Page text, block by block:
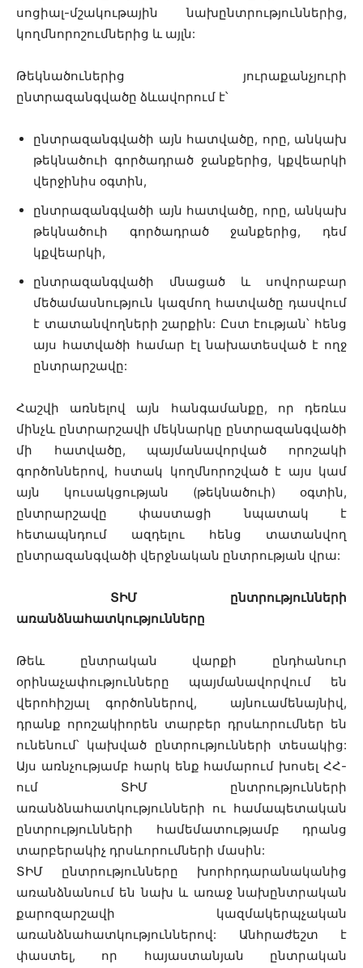
սոցիալ-մշակութային նախընտրություններից,
կողմնորոշումներից և այլն:
Թեկնածուներից յուրաքանչյուրի
ընտրազանգվածը ձևավորում է՝
ընտրազանգվածի այն հատվածը, որը, անկախ
թեկնածուի գործադրած ջանքերից, կքվեարկի
վերջինիս օգտին,
ընտրազանգվածի այն հատվածը, որը, անկախ
թեկնածուի գործադրած ջանքերից, դեմ
կքվեարկի,
ընտրազանգվածի մնացած և սովորաբար
մեծամասնություն կազմող հատվածը դասվում
է տատանվողների շարքին: Ըստ էության՝ հենց
այս հատվածի համար էլ նախատեսված է ողջ
ընտրարշավը:
Հաշվի առնելով այն հանգամանքը, որ դեռևս
մինչև ընտրարշավի մեկնարկը ընտրազանգվածի
մի հատվածը, պայմանավորված որոշակի
գործոններով, հստակ կողմնորոշված է այս կամ
այն կուսակցության (թեկնածուի) օգտին,
ընտրարշավը փաստացի նպատակ է
հետապնդում ազդելու հենց տատանվող
ընտրազանգվածի վերջնական ընտրության վրա:
ՏԻՄ ընտրությունների
առանձնահատկությունները
Թեև ընտրական վարքի ընդհանուր
օրինաչափությունները պայմանավորվում են
վերոհիշյալ գործոններով, այնուամենայնիվ,
դրանք որոշակիորեն տարբեր դրսևորումներ են
ունենում՝ կախված ընտրությունների տեսակից:
Այս առնչությամբ հարկ ենք համարում խոսել ՀՀ-
ում ՏԻՄ ընտրությունների
առանձնահատկությունների ու համապետական
ընտրությունների համեմատությամբ դրանց
տարբերակիչ դրսևորումների մասին:
ՏԻՄ ընտրությունները խորհրդարանականից
առանձնանում են նախ և առաջ նախընտրական
քարոզարշավի կազմակերպչական
առանձնահատկություններով: Անհրաժեշտ է
փաստել, որ հայաստանյան ընտրական